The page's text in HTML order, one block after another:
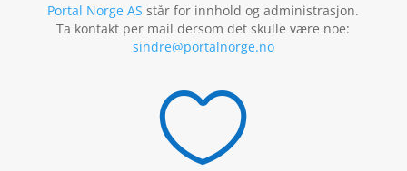
Portal Norge AS står for innhold og administrasjon.
Ta kontakt per mail dersom det skulle være noe:
sindre@portalnorge.no
